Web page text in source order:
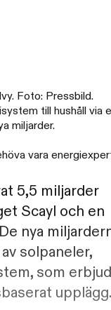
Foto: Pressbild.
till hushåll via
miljarder.
vara
5,5 miljarder
Scayl och en
nya
solpaneler,
som
upplägg.